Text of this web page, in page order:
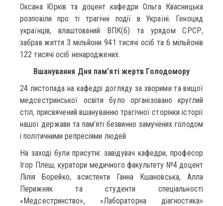
Оксана Юрків та доцент кафедри Ольга Квасницька
розповіли про ті трагічні події в Україні. Геноцид
українців, влаштований ВПК(б) та урядом СРСР,
забрав життя 3 мільйони 941 тисячі осіб та 6 мільйонів
122 тисячі осіб ненароджених.
Вшанування Дня пам’яті жертв Голодомору
24 листопада на кафедрі догляду за хворими та вищої
медсестринської освіти було організовано круглий
стіл, присвячений вшануванню трагічної сторінки історії
нашої держави та пам’яті безвинно замучених голодом
і політичними репресіями людей.
На заході були присутні: завідувач кафедри, професор
Ігор Плеш, куратори медичного факультету №4 доцент
Лілія Борейко, асистенти Ганна Кшановська, Алла
Перижняк та студенти спеціальності
«Медсестринство», «Лабораторна діагностика»